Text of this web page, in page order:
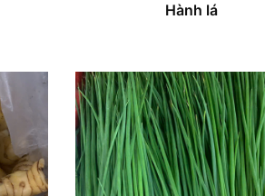
Hành lá